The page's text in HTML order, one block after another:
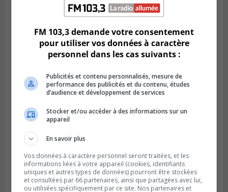
SAINT-BRUNO-DE-MONTARVILLE
Publié le 7 août 2026 à 12h12
politique
GREENFIELD PARK
Publié le 6 août 2026 à 13h45
Greenfield Park veut s’armer contre les
FM 103,3 demande votre consentement
pour utiliser vos données à caractère
personnel dans les cas suivants :
Publicités et contenu personnalisés, mesure de
performance des publicités et du contenu, études
d’audience et développement de services
Stocker et/ou accéder à des informations sur un
appareil
En savoir plus
Vos données à caractère personnel seront traitées, et les
informations liées à votre appareil (cookies, identifiants
uniques et autres types de données) pourront être stockées
et consultées par 66 partenaires, ainsi que partagées avec lui,
ou utilisées spécifiquement par ce site. Nos partenaires et